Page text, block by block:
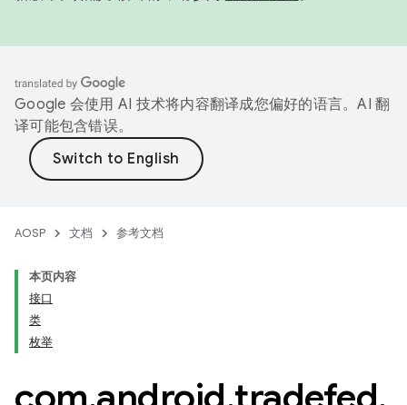
Google 会使用 AI 技术将内容翻译成您偏好的语言。AI 翻
译可能包含错误。
AOSP 文档 参考文档
本页内容
接口
类
枚举